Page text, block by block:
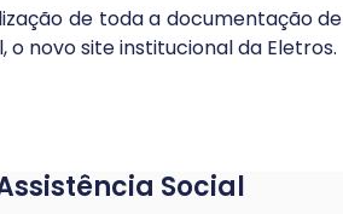
de toda a documentação de
novo site institucional da Eletros.
Social